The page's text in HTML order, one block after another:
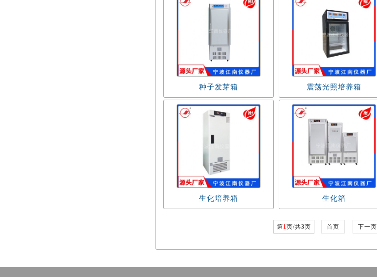
种子发芽箱 震荡光照培养箱
生化培养箱 生化箱
第1 页/共3页 首页 下一页